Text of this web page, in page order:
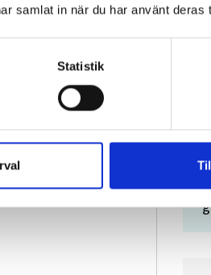
samlat in när du har använt deras
Statistik